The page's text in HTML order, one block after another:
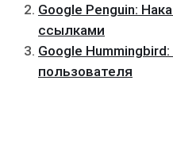
Google Penguin:
ссылками
Google
пользователя